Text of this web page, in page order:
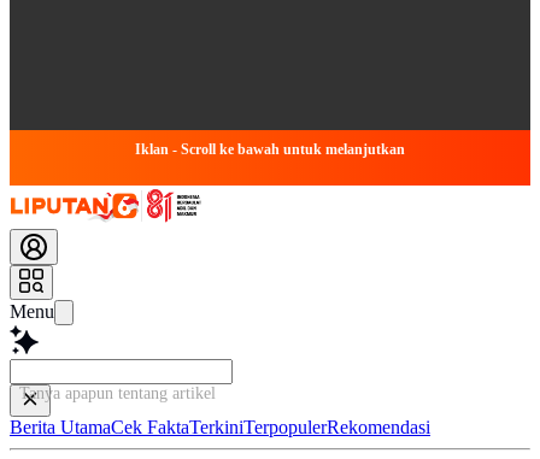
Iklan - Scroll ke bawah untuk melanjutkan
Menu
Tanya apapun tentang artikel ini...
Berita UtamaCek FaktaTerkiniTerpopulerRekomendasi